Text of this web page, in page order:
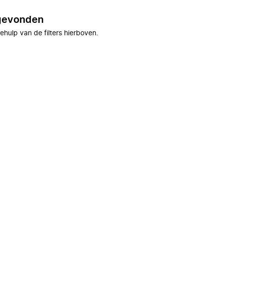
van de filters hierboven.